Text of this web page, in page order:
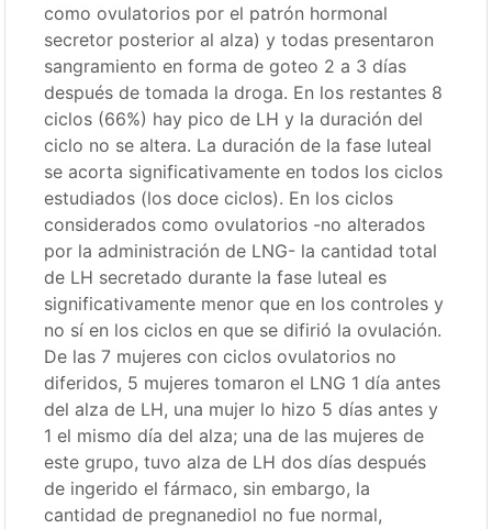
como ovulatorios por el patrón hormonal
secretor posterior al alza) y todas presentaron
sangramiento en forma de goteo 2 a 3 días
después de tomada la droga. En los restantes 8
ciclos (66%) hay pico de LH y la duración del
ciclo no se altera. La duración de la fase luteal
se acorta significativamente en todos los ciclos
estudiados (los doce ciclos). En los ciclos
considerados como ovulatorios -no alterados
por la administración de LNG- la cantidad total
de LH secretado durante la fase luteal es
significativamente menor que en los controles y
no sí en los ciclos en que se difirió la ovulación.
De las 7 mujeres con ciclos ovulatorios no
diferidos, 5 mujeres tomaron el LNG 1 día antes
del alza de LH, una mujer lo hizo 5 días antes y
1 el mismo día del alza; una de las mujeres de
este grupo, tuvo alza de LH dos días después
de ingerido el fármaco, sin embargo, la
cantidad de pregnanediol no fue normal,